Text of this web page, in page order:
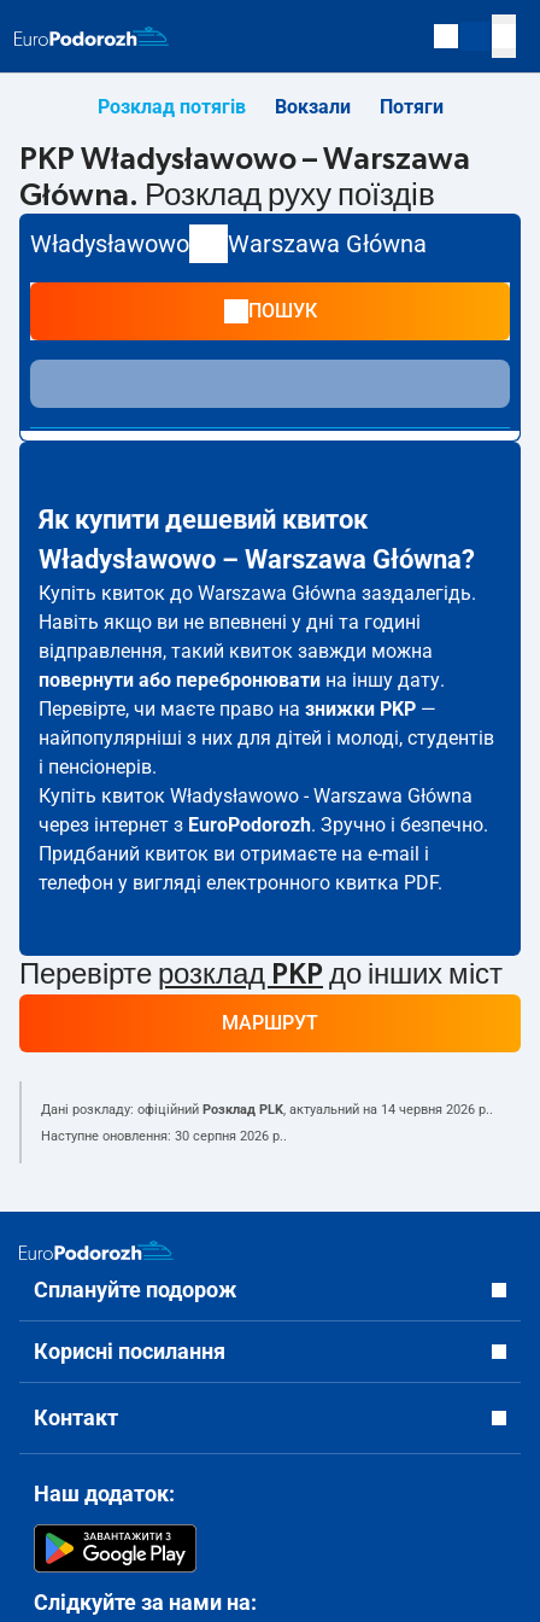
Розклад потягів Вокзали Потяги
PKP Władysławowo – Warszawa
Główna. Розклад руху поїздів
Władysławowo Warszawa Główna
ПОШУК
Як купити дешевий квиток
Władysławowo – Warszawa Główna?
Купіть квиток до Warszawa Główna заздалегідь.
Навіть якщо ви не впевнені у дні та годині
відправлення, такий квиток завжди можна
повернути або перебронювати на іншу дату.
Перевірте, чи маєте право на знижки PKP —
найпопулярніші з них для дітей і молоді, студентів
і пенсіонерів.
Купіть квиток Władysławowo - Warszawa Główna
через інтернет з EuroPodorozh. Зручно і безпечно.
Придбаний квиток ви отримаєте на e-mail і
телефон у вигляді електронного квитка PDF.
Перевірте розклад PKP до інших міст
МАРШРУТ
Дані розкладу: офіційний Розклад PLK, актуальний на 14 червня 2026 р..
Наступне оновлення: 30 серпня 2026 р..
Сплануйте подорож
Корисні посилання
Контакт
Наш додаток:
Слідкуйте за нами на: